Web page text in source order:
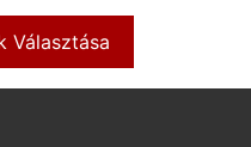
Választása